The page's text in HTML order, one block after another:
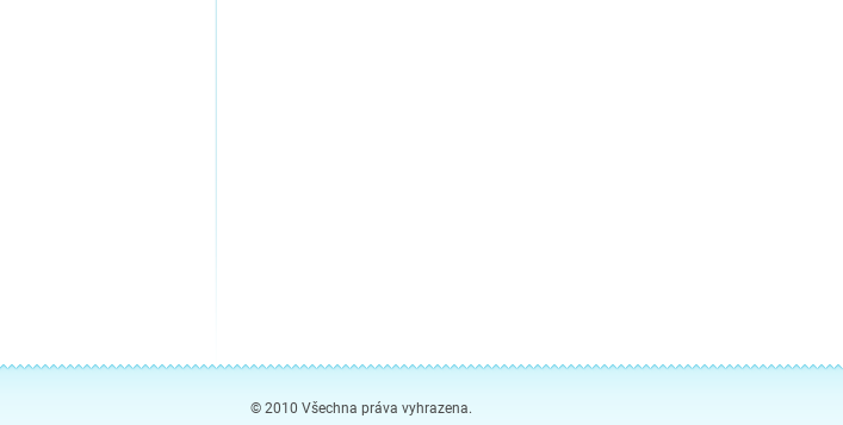
© 2010 Všechna práva vyhrazena.